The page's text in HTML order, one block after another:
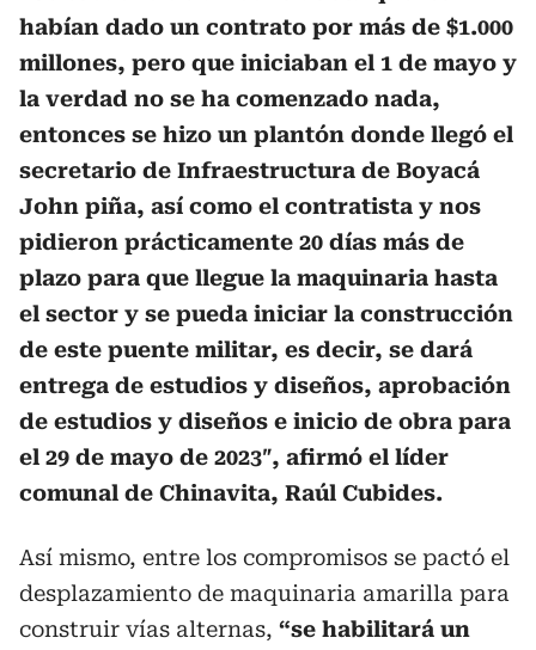
habían dado un contrato por más de $1.000
millones, pero que iniciaban el 1 de mayo y
la verdad no se ha comenzado nada,
entonces se hizo un plantón donde llegó el
secretario de Infraestructura de Boyacá
John piña, así como el contratista y nos
pidieron prácticamente 20 días más de
plazo para que llegue la maquinaria hasta
el sector y se pueda iniciar la construcción
de este puente militar, es decir, se dará
entrega de estudios y diseños, aprobación
de estudios y diseños e inicio de obra para
el 29 de mayo de 2023″, afirmó el líder
comunal de Chinavita, Raúl Cubides.
Así mismo, entre los compromisos se pactó el
desplazamiento de maquinaria amarilla para
construir vías alternas, “se habilitará un